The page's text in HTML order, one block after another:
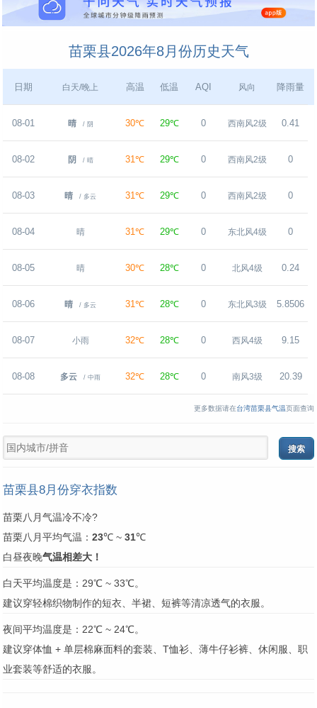
苗栗县2026年8月份历史天气
日期 白天/晚上 高温 低温 AQI 风向 降雨量
08-01 晴 / 阴 30℃ 29℃ 0 西南风2级 0.41
08-02 阴 / 晴 31℃ 29℃ 0 西南风2级 0
08-03 晴 / 多云 31℃ 29℃ 0 西南风2级 0
08-04 晴 31℃ 29℃ 0 东北风4级 0
08-05 晴 30℃ 28℃ 0 北风4级 0.24
08-06 晴 / 多云 31℃ 28℃ 0 东北风3级 5.8506
08-07 小雨 32℃ 28℃ 0 西风4级 9.15
08-08 多云 / 中雨 32℃ 28℃ 0 南风3级 20.39
更多数据请在台湾苗栗县气温页面查询
苗栗县8月份穿衣指数
苗栗八月气温冷不冷?
苗栗八月平均气温： 23℃ ~ 31℃
白昼夜晚气温相差大！
白天平均温度是：29℃ ~ 33℃。
建议穿轻棉织物制作的短衣、半裙、短裤等清凉透气的衣服。
夜间平均温度是：22℃ ~ 24℃。
建议穿体恤 + 单层棉麻面料的套装、T恤衫、薄牛仔衫裤、休闲服、职
业套装等舒适的衣服。